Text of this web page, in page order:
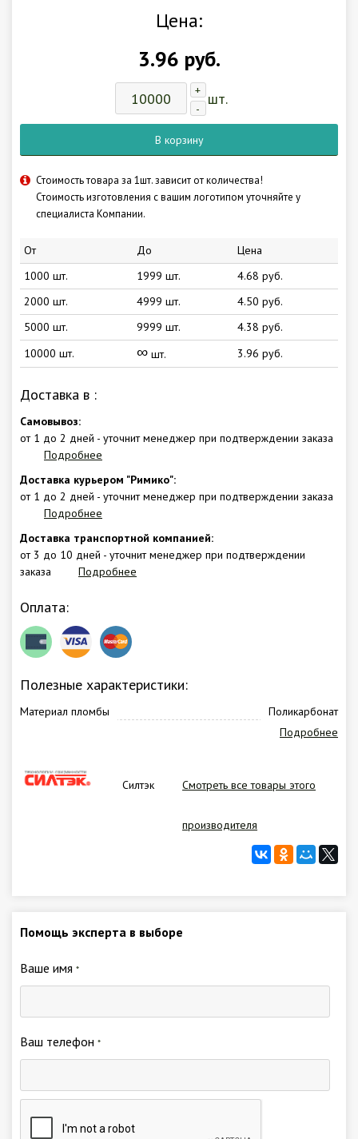
Цена:
3.96 руб.
+
-
шт.
В корзину
Стоимость товара за 1шт. зависит от количества!
Стоимость изготовления с вашим логотипом уточняйте у
специалиста Компании.
От До
Цена
1000 шт.
1999 шт.
4.68 руб.
2000 шт.
4999 шт.
4.50 руб.
5000 шт.
9999 шт.
4.38 руб.
10000 шт.
∞ шт. 3.96 руб.
Доставка в :
Самовывоз:
от 1 до 2 дней - уточнит менеджер при подтверждении заказа
Подробнее
Доставка курьером "Римико":
от 1 до 2 дней - уточнит менеджер при подтверждении заказа
Подробнее
Доставка транспортной компанией:
от 3 до 10 дней - уточнит менеджер при подтверждении
заказа
Подробнее
Оплата:
Полезные характеристики:
Материал пломбы
Поликарбонат
Подробнее
Силтэк Смотреть все товары этого
производителя
Помощь эксперта в выборе
Ваше имя *
Ваш телефон *